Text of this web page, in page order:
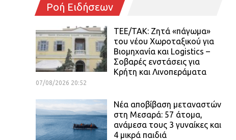
Ροή Ειδήσεων
ΤΕΕ/ΤΑΚ: Ζητά «πάγωμα»
του νέου Χωροταξικού για
Βιομηχανία και Logistics –
Σοβαρές ενστάσεις για
Κρήτη και Λινοπεράματα
07/08/2026 20:52
Νέα αποβίβαση μεταναστών
στη Μεσαρά: 57 άτομα,
ανάμεσα τους 3 γυναίκες και
4 μικρά παιδιά